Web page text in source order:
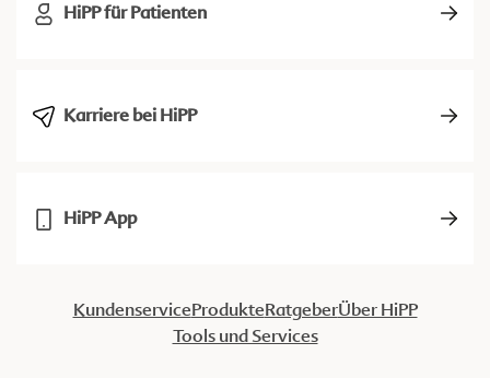
HiPP für Patienten
Karriere bei HiPP
HiPP App
KundenserviceProdukteRatgeberÜber HiPP
Tools und Services